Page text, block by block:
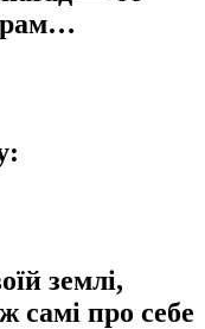
землі,
самі про себе